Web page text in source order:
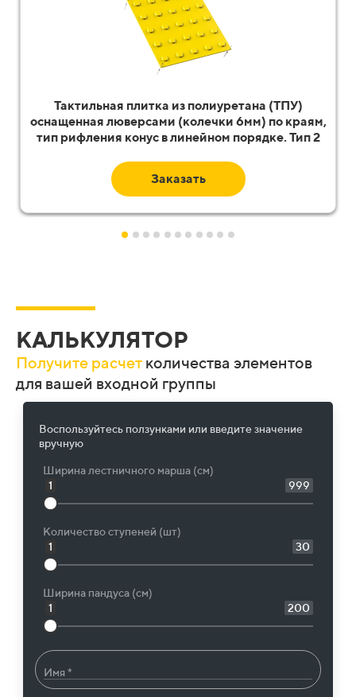
Тактильная плитка из полиуретана (ТПУ)
оснащенная люверсами (колечки 6мм) по краям,
тип рифления конус в линейном порядке. Тип 2
Заказать
КАЛЬКУЛЯТОР
Получите расчет количества элементов
для вашей входной группы
Воспользуйтесь ползунками или введите значение
вручную
Ширина лестничного марша (см)
999
1
Количество ступеней (шт)
30
1
Ширина пандуса (см)
200
1
Имя *